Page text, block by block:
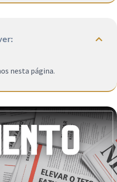
nesta página.